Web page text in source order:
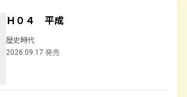
Ｈ０４ 平成
歴史時代
2026.09.17 発売